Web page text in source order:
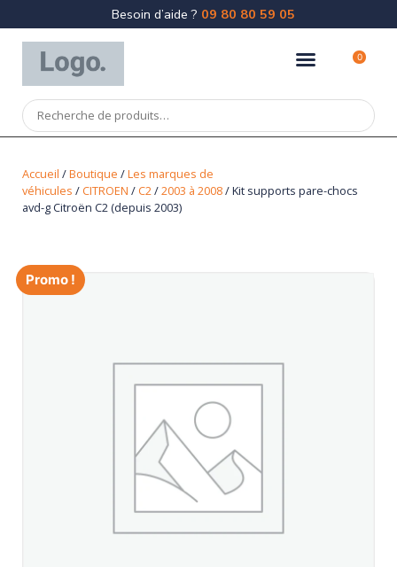
Besoin d’aide ? 09 80 80 59 05
0
Accueil /Boutique /Les marques de
véhicules / CITROEN / C2/2003 à 2008/ Kit supports pare-chocs
avd-g Citroën C2 (depuis 2003)
Promo !